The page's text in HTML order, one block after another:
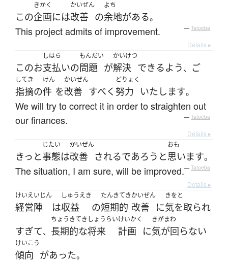
この
きかく
企画には
かいぜん
改善 の
よち
余地がある。
This project admits of improvement. — Tatoeba
Details ▸
このお
しはら
支払いの
もんだい
問題 が
かいけつ
解決 できるよう、 ご
してき
指摘の
けん
件 を
かいぜん
改善 すべく
どりょく
努力 いたします。
We will try to correct it in order to straighten out
our finances.
— Tatoeba
Details ▸
きっと
じたい
事態は
かいぜん
改善 されるであろう と
おも
思います。
The situation, I am sure, will be improved.— Tatoeba
Details ▸
けいえいじん
経営陣 は
しゅうえき
収益 の
たんき
短期
てき
的
かいぜん
改善 に
きをと
気を取られ
すぎて、
ちょうきてき
長期的な
しょうらい
将来
けいかく
計画 に
きがまわ
気が回らない
けいこう
傾向 があった。